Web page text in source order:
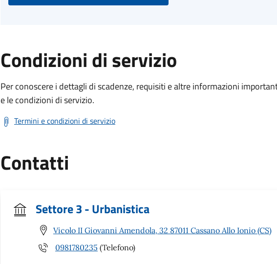
Condizioni di servizio
Per conoscere i dettagli di scadenze, requisiti e altre informazioni
e le condizioni di servizio.
Termini e condizioni di servizio
Contatti
Settore 3 - Urbanistica
Vicolo II Giovanni Amendola, 32 87011 Cassano Allo Ionio (CS)
0981780235 (Telefono)